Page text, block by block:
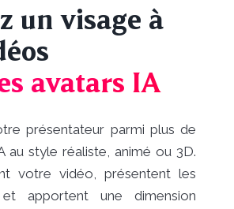
un visage à
avatars IA
présentateur parmi plus de
au style réaliste, animé ou 3D.
votre vidéo, présentent les
apportent une dimension